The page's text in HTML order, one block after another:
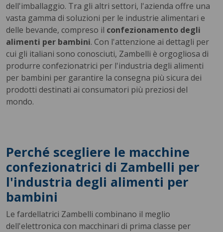
dell'imballaggio. Tra gli altri settori, l'azienda offre una
vasta gamma di soluzioni per le industrie alimentari e
delle bevande, compreso il confezionamento degli
alimenti per bambini. Con l'attenzione ai dettagli per
cui gli italiani sono conosciuti, Zambelli è orgogliosa di
produrre confezionatrici per l'industria degli alimenti
per bambini per garantire la consegna più sicura dei
prodotti destinati ai consumatori più preziosi del
mondo.
Perché scegliere le macchine
confezionatrici di Zambelli per
l'industria degli alimenti per
bambini
Le fardellatrici Zambelli combinano il meglio
dell'elettronica con macchinari di prima classe per